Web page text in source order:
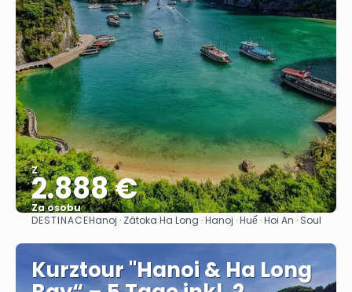
Z
2.888 €
Za osobu
Zobrazit
DESTINACEHanoj · Zátoka Ha Long · Hanoj · Huế · Hoi An · Soul
Kurztour "Hanoi & Ha Long